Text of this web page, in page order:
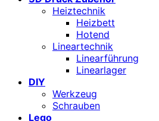
Heiztechnik
Heizbett
Hotend
Lineartechnik
Linearführung
Linearlager
DIY
Werkzeug
Schrauben
Lego